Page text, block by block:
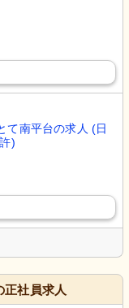
て南平台の求人 (日
)
正社員求人